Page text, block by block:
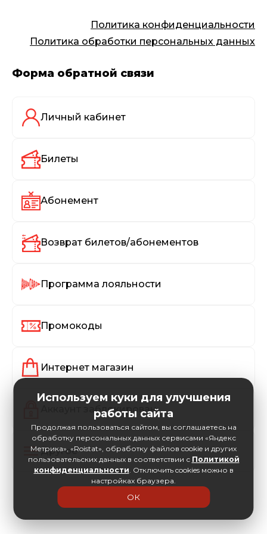
Политика конфиденциальности
Политика обработки персональных данных
Форма обратной связи
Личный кабинет
Билеты
Абонемент
Возврат билетов/абонементов
Программа лояльности
Промокоды
Интернет магазин
Аккаунт заблокирован
Другое
Используем куки для улучшения
работы сайта
Продолжая пользоваться сайтом, вы соглашаетесь на
обработку персональных данных сервисами «Яндекс
Метрика», «Roistat», обработку файлов cookie и других
пользовательских данных в соответствии с Политикой
конфиденциальности. Отключить cookies можно в
настройках браузера.
ОК